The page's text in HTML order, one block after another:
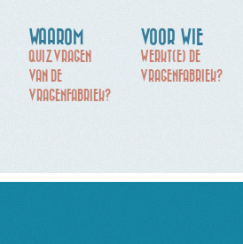
WAAROM
QUIZVRAGEN
VAN DE
VRAGENFABRIEK?
VOOR WIE
WERKT(E) DE
VRAGENFABRIEK?